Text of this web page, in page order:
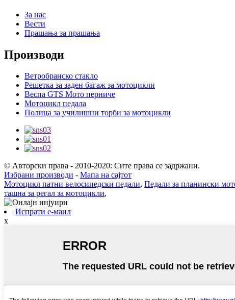
За нас
Вести
Прашања за прашања
Производи
Ветробранско стакло
Решетка за заден багаж за мотоцикли
Веспа GTS Мото перниче
Мотоцикл педала
Полица за училишни торби за мотоцикли
© Авторски права - 2010-2020: Сите права се задржани.
Избрани производи - Мапа на сајтот
Мотоцикл патни велосипедски педали, Педали за планински
ташна за регал за мотоцикли,
Испрати е-маил
x